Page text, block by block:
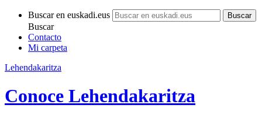
Buscar en euskadi.eus
Buscar
Contacto
Mi carpeta
Lehendakaritza
Conoce Lehendakaritza